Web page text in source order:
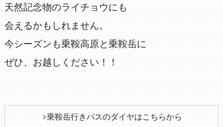
天然記念物のライチョウにも
会えるかもしれません。
今シーズンも乗鞍高原と乗鞍岳に
ぜひ、お越しください！！
乗鞍岳行きバスのダイヤはこちらから